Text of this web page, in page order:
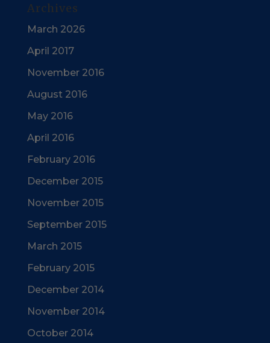
Archives
March 2026
April 2017
November 2016
August 2016
May 2016
April 2016
February 2016
December 2015
November 2015
September 2015
March 2015
February 2015
December 2014
November 2014
October 2014